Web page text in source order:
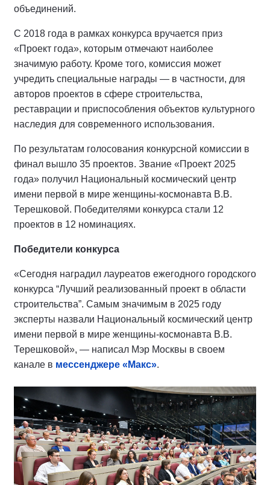
объединений.
С 2018 года в рамках конкурса вручается приз
«Проект года», которым отмечают наиболее
значимую работу. Кроме того, комиссия может
учредить специальные награды — в частности, для
авторов проектов в сфере строительства,
реставрации и приспособления объектов культурного
наследия для современного использования.
По результатам голосования конкурсной комиссии в
финал вышло 35 проектов. Звание «Проект 2025
года» получил Национальный космический центр
имени первой в мире женщины‑космонавта В.В.
Терешковой. Победителями конкурса стали 12
проектов в 12 номинациях.
Победители конкурса
«Сегодня наградил лауреатов ежегодного городского
конкурса “Лучший реализованный проект в области
строительства”. Самым значимым в 2025 году
эксперты назвали Национальный космический центр
имени первой в мире женщины-космонавта В.В.
Терешковой», — написал Мэр Москвы в своем
канале в мессенджере «Макс».